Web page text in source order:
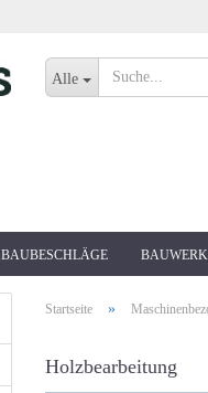
Alle
BAUBESCHLÄGE
Startseite »
Holzbearbeitung